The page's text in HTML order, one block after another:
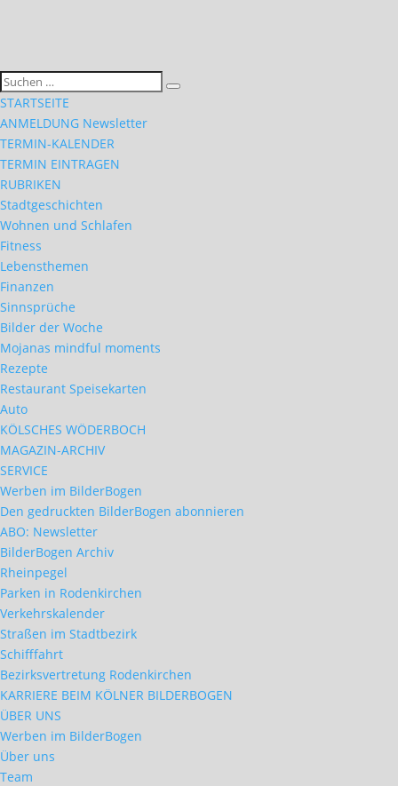
STARTSEITE
ANMELDUNG Newsletter
TERMIN-KALENDER
TERMIN EINTRAGEN
RUBRIKEN
Stadtgeschichten
Wohnen und Schlafen
Fitness
Lebensthemen
Finanzen
Sinnsprüche
Bilder der Woche
Mojanas mindful moments
Rezepte
Restaurant Speisekarten
Auto
KÖLSCHES WÖDERBOCH
MAGAZIN-ARCHIV
SERVICE
Werben im BilderBogen
Den gedruckten BilderBogen abonnieren
ABO: Newsletter
BilderBogen Archiv
Rheinpegel
Parken in Rodenkirchen
Verkehrskalender
Straßen im Stadtbezirk
Schifffahrt
Bezirksvertretung Rodenkirchen
KARRIERE BEIM KÖLNER BILDERBOGEN
ÜBER UNS
Werben im BilderBogen
Über uns
Team